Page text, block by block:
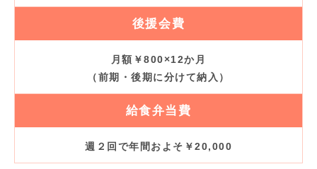
後援会費
月額￥800×12か月
（前期・後期に分けて納入）
給食弁当費
週２回で年間およそ￥20,000